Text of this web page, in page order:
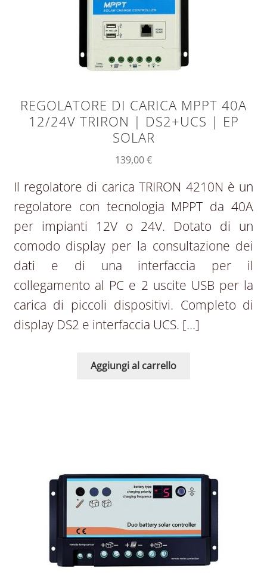
REGOLATORE DI CARICA MPPT 40A
12/24V TRIRON | DS2+UCS | EP
SOLAR
139,00€
Il regolatore di carica TRIRON 4210N è un
regolatore con tecnologia MPPT da 40A
per impianti 12V o 24V. Dotato di un
comodo display per la consultazione dei
dati e di una interfaccia per il
collegamento al PC e 2 uscite USB per la
carica di piccoli dispositivi. Completo di
display DS2 e interfaccia UCS. […]
Aggiungi al carrello